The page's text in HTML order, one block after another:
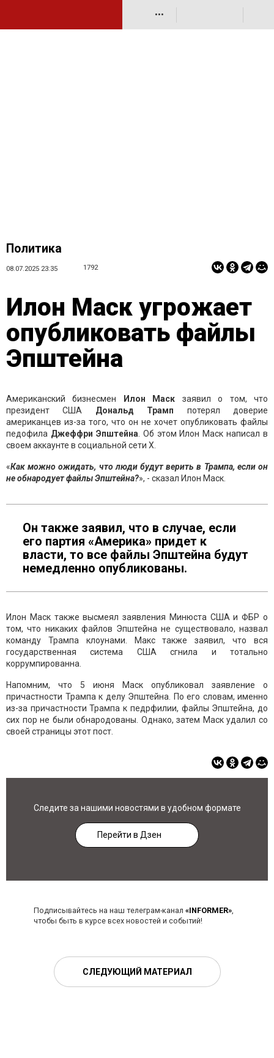
•••
Политика
08.07.2025 23:35 1792
Илон Маск угрожает
опубликовать файлы
Эпштейна
Американский бизнесмен Илон Маск заявил о том, что
президент США Дональд Трамп потерял доверие
американцев из-за того, что он не хочет опубликовать файлы
педофила Джеффри Эпштейна . Об этом Илон Маск написал в
своем аккаунте в социальной сети Х.
«Как можно ожидать, что люди будут верить в Трампа, если он
не обнародует файлы Эпштейна?», - сказал Илон Маск.
Он также заявил, что в случае, если
его партия «Америка» придет к
власти, то все файлы Эпштейна будут
немедленно опубликованы.
Илон Маск также высмеял заявления Минюста США и ФБР о
том, что никаких файлов Эпштейна не существовало, назвал
команду Трампа клоунами. Макс также заявил, что вся
государственная система США сгнила и тотально
коррумпированна.
Напомним, что 5 июня Маск опубликовал заявление о
причастности Трампа к делу Эпштейна. По его словам, именно
из-за причастности Трампа к педрфилии, файлы Эпштейна, до
сих пор не были обнародованы. Однако, затем Маск удалил со
своей страницы этот пост.
Следите за нашими новостями в удобном формате
Перейти в Дзен
Подписывайтесь на наш телеграм-канал «INFORMER»,
чтобы быть в курсе всех новостей и событий!
СЛЕДУЮЩИЙ МАТЕРИАЛ